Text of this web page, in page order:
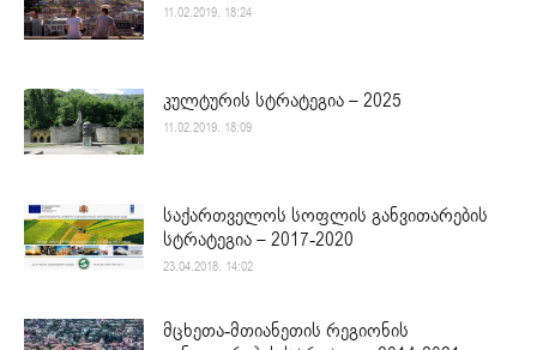
11.02.2019. 18:24
კულტურის სტრატეგია – 2025
11.02.2019. 18:09
საქართველოს სოფლის განვითარების
სტრატეგია – 2017-2020
23.04.2018. 14:02
მცხეთა-მთიანეთის რეგიონის